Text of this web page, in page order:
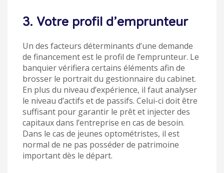
3. Votre profil d’emprunteur
Un des facteurs déterminants d’une demande
de financement est le profil de l’emprunteur. Le
banquier vérifiera certains éléments afin de
brosser le portrait du gestionnaire du cabinet.
En plus du niveau d’expérience, il faut analyser
le niveau d’actifs et de passifs. Celui-ci doit être
suffisant pour garantir le prêt et injecter des
capitaux dans l’entreprise en cas de besoin.
Dans le cas de jeunes optométristes, il est
normal de ne pas posséder de patrimoine
important dès le départ.